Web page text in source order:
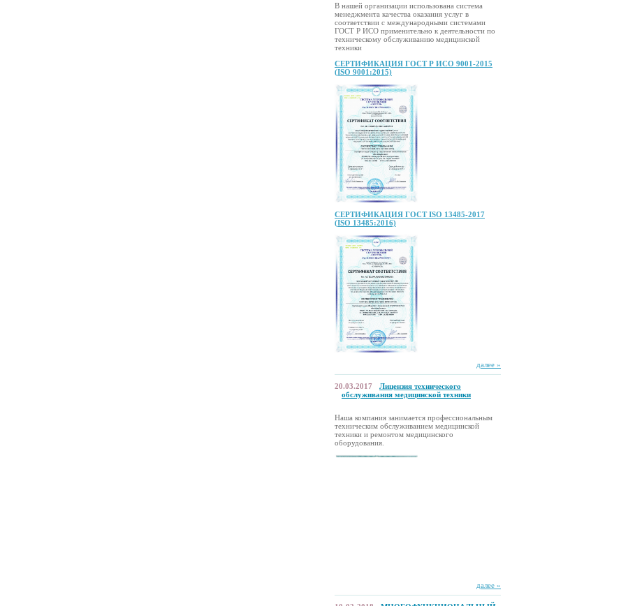
В нашей организации использована система
менеджмента качества оказания услуг в
соответствии с международными системами
ГОСТ Р ИСО применительно к деятельности по
техническому обслуживанию медицинской
техники
СЕРТИФИКАЦИЯ ГОСТ Р ИСО 9001-2015
(ISO 9001:2015)
СЕРТИФИКАЦИЯ ГОСТ ISO 13485-2017
(ISO 13485:2016)
далее »
20.03.2017
Лицензия технического
обслуживания медицинской техники
Наша компания занимается профессиональным
техническим обслуживанием медицинской
техники и ремонтом медицинского
оборудования.
далее »